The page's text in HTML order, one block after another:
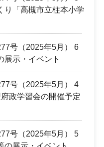
り「高槻市立柱本小学
号（2025年5月） 6
展示・イベント
号（2025年5月） 4
政学習会の開催予定
号（2025年5月） 5